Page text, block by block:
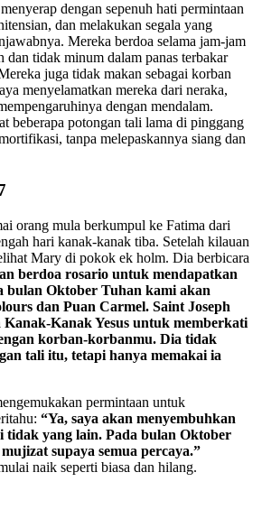
dengan sepenuh hati permintaan
dan melakukan segala yang
Mereka berdoa selama jam-jam
dan tidak minum dalam panas terbakar
juga tidak makan sebagai korban
menyelamatkan mereka dari neraka,
dengan mendalam.
beberapa potongan tali lama di pinggang
tanpa melepaskannya siang dan
orang mula berkumpul ke Fatima dari
hari kanak-kanak tiba. Setelah kilauan
Mary di pokok ek holm. Dia berbicara
berdoa rosario untuk mendapatkan
bulan Oktober Tuhan kami akan
dan Puan Carmel. Saint Joseph
Kanak-Kanak Yesus untuk memberkati
korban-korbanmu. Dia tidak
tali itu, tetapi hanya memakai ia
permintaan untuk
“Ya, saya akan menyembuhkan
tidak yang lain. Pada bulan Oktober
supaya semua percaya.”
naik seperti biasa dan hilang.